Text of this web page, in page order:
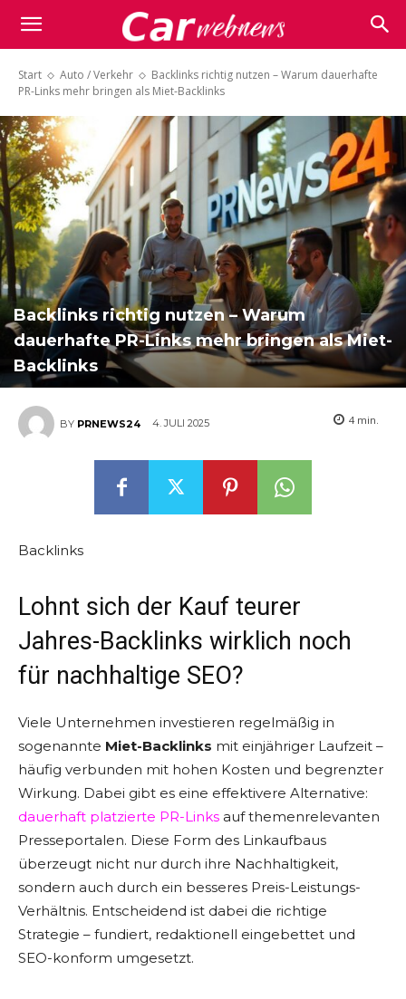
Carwebnews.com
Start Auto / Verkehr
Backlinks richtig nutzen – Warum dauerhafte
PR-Links mehr bringen als Miet-Backlinks
Backlinks richtig nutzen – Warum
dauerhafte PR-Links mehr bringen als Miet-
Backlinks
BY PRNEWS24 4. JULI 2025 4 min.
Backlinks
Lohnt sich der Kauf teurer
Jahres-Backlinks wirklich noch
für nachhaltige SEO?
Viele Unternehmen investieren regelmäßig in
sogenannte Miet-Backlinks mit einjähriger Laufzeit –
häufig verbunden mit hohen Kosten und begrenzter
Wirkung. Dabei gibt es eine effektivere Alternative:
dauerhaft platzierte PR-Links auf themenrelevanten
Presseportalen. Diese Form des Linkaufbaus
überzeugt nicht nur durch ihre Nachhaltigkeit,
sondern auch durch ein besseres Preis-Leistungs-
Verhältnis. Entscheidend ist dabei die richtige
Strategie – fundiert, redaktionell eingebettet und
SEO-konform umgesetzt.